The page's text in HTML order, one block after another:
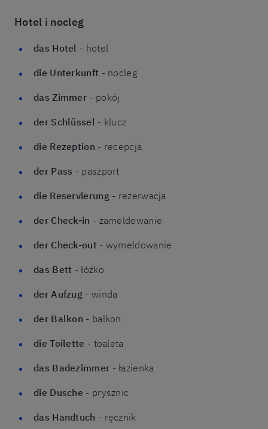
Hotel i nocleg
das Hotel - hotel
die Unterkunft - nocleg
das Zimmer - pokój
der Schlüssel - klucz
die Rezeption - recepcja
der Pass - paszport
die Reservierung - rezerwacja
der Check-in - zameldowanie
der Check-out - wymeldowanie
das Bett - łóżko
der Aufzug - winda
der Balkon - balkon
die Toilette - toaleta
das Badezimmer - łazienka
die Dusche - prysznic
das Handtuch - ręcznik